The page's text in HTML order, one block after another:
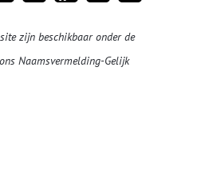
zijn beschikbaar onder de
Naamsvermelding-Gelijk